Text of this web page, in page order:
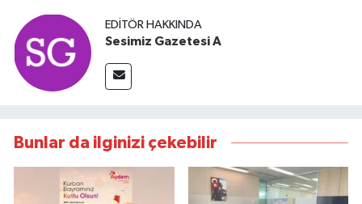
EDITÖR HAKKINDA
Sesimiz Gazetesi A
Bunlar da ilginizi çekebilir